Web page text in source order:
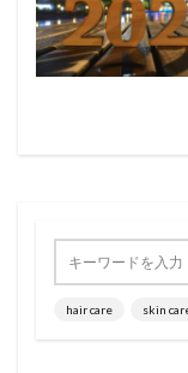
hair care skin